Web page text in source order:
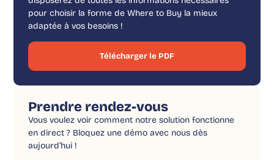
pour choisir la forme de Where to Buy la mieux
adaptée à vos besoins !
Télécharger le PDF
Prendre rendez-vous
Vous voulez voir comment notre solution fonctionne
en direct ? Bloquez une démo avec nous dès
aujourd’hui !